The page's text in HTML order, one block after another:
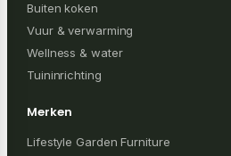
Buiten koken
Vuur & verwarming
Wellness & water
Tuininrichting
Merken
Lifestyle Garden Furniture